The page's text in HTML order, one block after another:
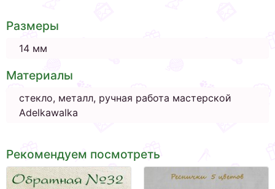
Размеры
14 мм
Материалы
стекло, металл, ручная работа мастерской
Adelkawalka
Рекомендуем посмотреть